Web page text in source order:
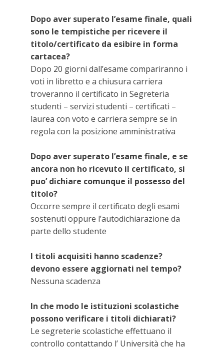
Dopo aver superato l’esame finale, quali
sono le tempistiche per ricevere il
titolo/certificato da esibire in forma
cartacea?
Dopo 20 giorni dall’esame compariranno i
voti in libretto e a chiusura carriera
troveranno il certificato in Segreteria
studenti – servizi studenti – certificati –
laurea con voto e carriera sempre se in
regola con la posizione amministrativa
Dopo aver superato l’esame finale, e se
ancora non ho ricevuto il certificato, si
puo’ dichiare comunque il possesso del
titolo?
Occorre sempre il certificato degli esami
sostenuti oppure l’autodichiarazione da
parte dello studente
I titoli acquisiti hanno scadenze?
devono essere aggiornati nel tempo?
Nessuna scadenza
In che modo le istituzioni scolastiche
possono verificare i titoli dichiarati?
Le segreterie scolastiche effettuano il
controllo contattando l’ Università che ha